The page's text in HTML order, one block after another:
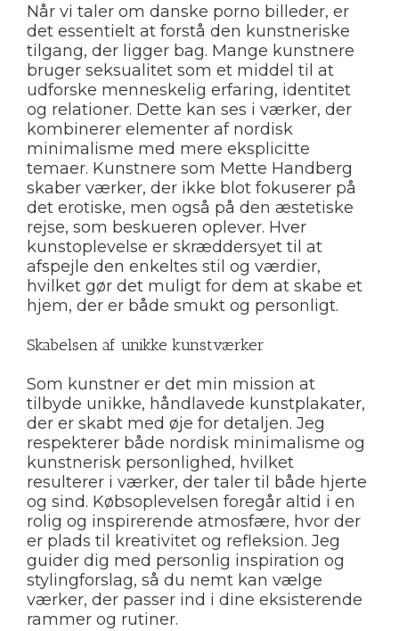
Når vi taler om danske porno billeder, er
det essentielt at forstå den kunstneriske
tilgang, der ligger bag. Mange kunstnere
bruger seksualitet som et middel til at
udforske menneskelig erfaring, identitet
og relationer. Dette kan ses i værker, der
kombinerer elementer af nordisk
minimalisme med mere eksplicitte
temaer. Kunstnere som Mette Handberg
skaber værker, der ikke blot fokuserer på
det erotiske, men også på den æstetiske
rejse, som beskueren oplever. Hver
kunstoplevelse er skræddersyet til at
afspejle den enkeltes stil og værdier,
hvilket gør det muligt for dem at skabe et
hjem, der er både smukt og personligt.
Skabelsen af unikke kunstværker
Som kunstner er det min mission at
tilbyde unikke, håndlavede kunstplakater,
der er skabt med øje for detaljen. Jeg
respekterer både nordisk minimalisme og
kunstnerisk personlighed, hvilket
resulterer i værker, der taler til både hjerte
og sind. Købsoplevelsen foregår altid i en
rolig og inspirerende atmosfære, hvor der
er plads til kreativitet og refleksion. Jeg
guider dig med personlig inspiration og
stylingforslag, så du nemt kan vælge
værker, der passer ind i dine eksisterende
rammer og rutiner.